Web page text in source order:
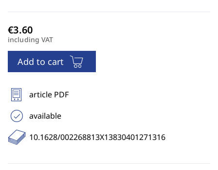
including VAT
Add to cart
article PDF
available
10.1628/002268813X13830401271316